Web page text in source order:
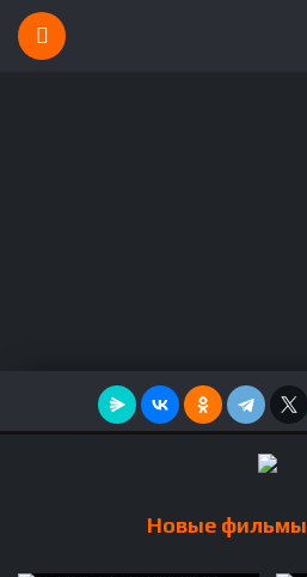
Новые фильмы